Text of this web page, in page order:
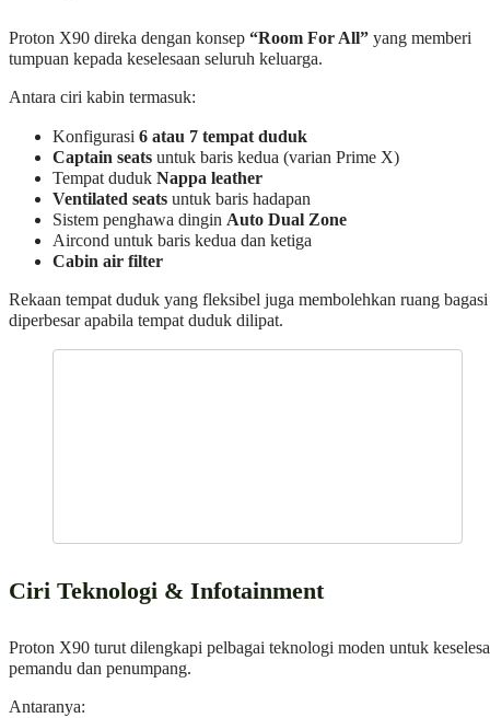
Proton X90 direka dengan konsep “Room For All” yang memberi
tumpuan kepada keselesaan seluruh keluarga.
Antara ciri kabin termasuk:
Konfigurasi 6 atau 7 tempat duduk
Captain seats untuk baris kedua (varian Prime X)
Tempat duduk Nappa leather
Ventilated seats untuk baris hadapan
Sistem penghawa dingin Auto Dual Zone
Aircond untuk baris kedua dan ketiga
Cabin air filter
Rekaan tempat duduk yang fleksibel juga membolehkan ruang bagasi
diperbesar apabila tempat duduk dilipat.
Ciri Teknologi & Infotainment
Proton X90 turut dilengkapi pelbagai teknologi moden untuk
pemandu dan penumpang.
Antaranya: